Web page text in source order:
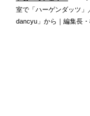
BSフジ「日本一ふつう
室で「ハーゲンダッツ
dancyu」から｜編集長